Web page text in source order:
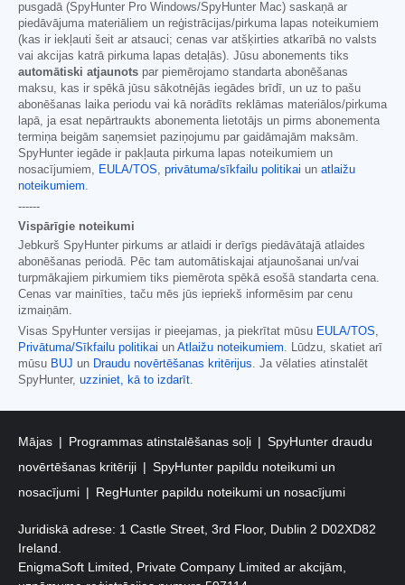
pusgadā (SpyHunter Pro Windows/SpyHunter Mac) saskaņā ar
piedāvājuma materiāliem un reģistrācijas/pirkuma lapas noteikumiem
(kas ir iekļauti šeit ar atsauci; cenas var atšķirties atkarībā no valsts
vai akcijas katrā pirkuma lapas detaļās). Jūsu abonements tiks
automātiski atjaunots par piemērojamo standarta abonēšanas
maksu, kas ir spēkā jūsu sākotnējās iegādes brīdī, un uz to pašu
abonēšanas laika periodu vai kā norādīts reklāmas materiālos/pirkuma
lapā, ja esat nepārtraukts abonementa lietotājs un pirms abonementa
termiņa beigām saņemsiet paziņojumu par gaidāmajām maksām.
SpyHunter iegāde ir pakļauta pirkuma lapas noteikumiem un
nosacījumiem, EULA/TOS, privātuma/sīkfailu politikai un atlaižu
noteikumiem.
------
Vispārīgie noteikumi
Jebkurš SpyHunter pirkums ar atlaidi ir derīgs piedāvātajā atlaides
abonēšanas periodā. Pēc tam automātiskajai atjaunošanai un/vai
turpmākajiem pirkumiem tiks piemērota spēkā esošā standarta cena.
Cenas var mainīties, taču mēs jūs iepriekš informēsim par cenu
izmaiņām.
Visas SpyHunter versijas ir pieejamas, ja piekrītat mūsu EULA/TOS,
Privātuma/Sīkfailu politikai un Atlaižu noteikumiem. Lūdzu, skatiet arī
mūsu BUJ un Draudu novērtēšanas kritērijus. Ja vēlaties atinstalēt
SpyHunter, uzziniet, kā to izdarīt.
Mājas Programmas atinstalēšanas soļi
SpyHunter draudu
novērtēšanas kritēriji
SpyHunter papildu noteikumi un
nosacījumi
RegHunter papildu noteikumi un nosacījumi
Juridiskā adrese: 1 Castle Street, 3rd Floor, Dublin 2 D02XD82
Ireland.
EnigmaSoft Limited, Private Company Limited ar akcijām,